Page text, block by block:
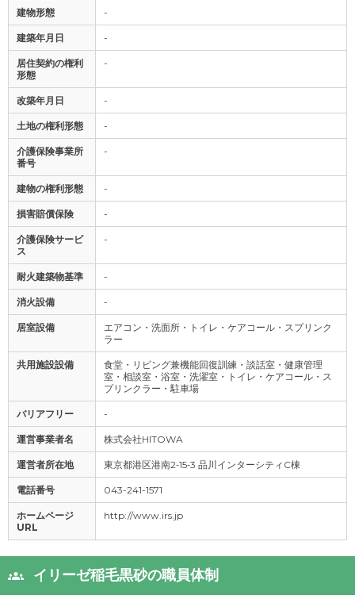
建物形態 -
建築年月日 -
居住契約の権利
形態
-
改築年月日 -
土地の権利形態 -
介護保険事業所
番号
-
建物の権利形態 -
損害賠償保険 -
介護保険サービ
ス
-
耐火建築物基準 -
消火設備 -
居室設備
エアコン・洗面所・トイレ・ケアコール・スプリンク
ラー
共用施設設備
食堂・リビング兼機能回復訓練・談話室・健康管理
室・相談室・浴室・洗濯室・トイレ・ケアコール・ス
プリンクラー・駐車場
バリアフリー -
運営事業者名 株式会社HITOWA
運営者所在地 東京都港区港南2‐15‐3 品川インターシティC棟
電話番号 043-241-1571
ホームページ
URL
http://www.irs.jp
イリーゼ稲毛黒砂の職員体制